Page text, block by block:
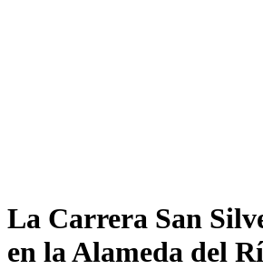
La Carrera San
en la Alameda del